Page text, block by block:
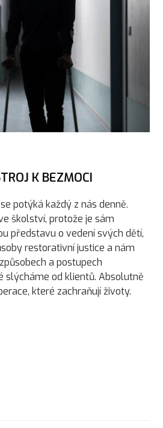
K BEZMOCI
potýká každý z nás denně.
školství, protože je sám
představu o vedení svých dětí,
restorativní justice a nám
a postupech
slýcháme od klientů. Absolutně
které zachraňují životy.